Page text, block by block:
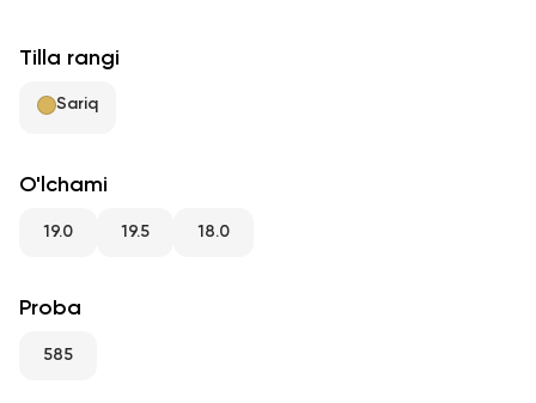
Sevimli
RU ENG
Tilla rangi
Sariq
O'lchami
19.0 19.5 18.0
Proba
585